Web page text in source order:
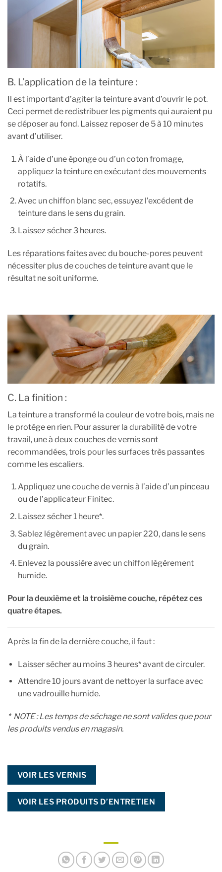
B. L’application de la teinture :
Il est important d’agiter la teinture avant d’ouvrir le pot.
Ceci permet de redistribuer les pigments qui auraient pu
se déposer au fond. Laissez reposer de 5 à 10 minutes
avant d’utiliser.
À l’aide d’une éponge ou d’un coton fromage,
appliquez la teinture en exécutant des mouvements
rotatifs.
Avec un chiffon blanc sec, essuyez l’excédent de
teinture dans le sens du grain.
Laissez sécher 3 heures.
Les réparations faites avec du bouche-pores peuvent
nécessiter plus de couches de teinture avant que le
résultat ne soit uniforme.
C. La finition :
La teinture a transformé la couleur de votre bois, mais ne
le protège en rien. Pour assurer la durabilité de votre
travail, une à deux couches de vernis sont
recommandées, trois pour les surfaces très passantes
comme les escaliers.
Appliquez une couche de vernis à l’aide d’un pinceau
ou de l’applicateur Finitec.
Laissez sécher 1 heure*.
Sablez légèrement avec un papier 220, dans le sens
du grain.
Enlevez la poussière avec un chiffon légèrement
humide.
Pour la deuxième et la troisième couche, répétez ces
quatre étapes.
Après la fin de la dernière couche, il faut :
Laisser sécher au moins 3 heures* avant de circuler.
Attendre 10 jours avant de nettoyer la surface avec
une vadrouille humide.
* NOTE : Les temps de séchage ne sont valides que pour
les produits vendus en magasin.
VOIR LES VERNIS
VOIR LES PRODUITS D’ENTRETIEN